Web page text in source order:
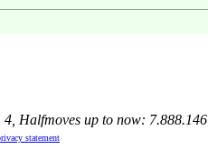
Halfmoves up to now: 7.888.146
statement